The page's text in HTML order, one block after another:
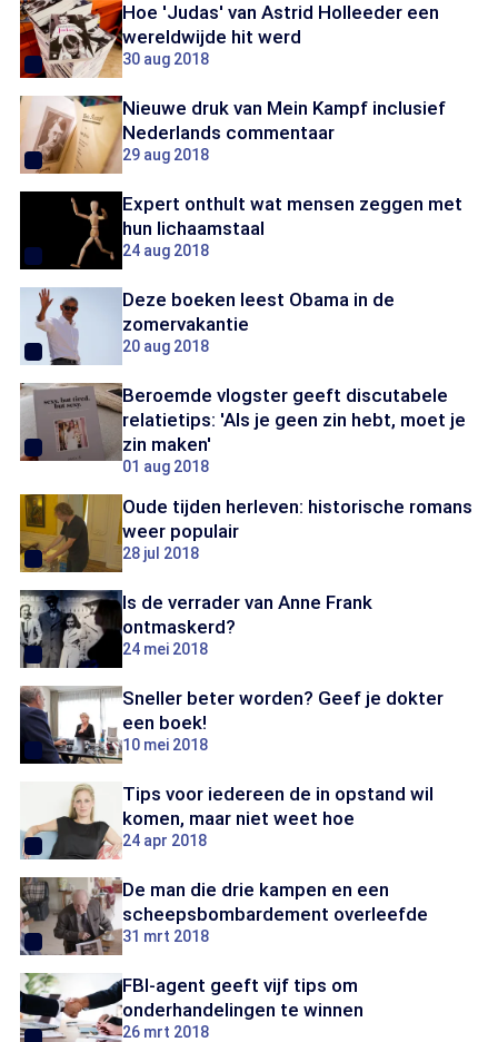
Hoe 'Judas' van Astrid Holleeder een
wereldwijde hit werd
30 aug 2018
Nieuwe druk van Mein Kampf inclusief
Nederlands commentaar
29 aug 2018
Expert onthult wat mensen zeggen met
hun lichaamstaal
24 aug 2018
Deze boeken leest Obama in de
zomervakantie
20 aug 2018
Beroemde vlogster geeft discutabele
relatietips: 'Als je geen zin hebt, moet je
zin maken'
01 aug 2018
Oude tijden herleven: historische romans
weer populair
28 jul 2018
Is de verrader van Anne Frank
ontmaskerd?
24 mei 2018
Sneller beter worden? Geef je dokter
een boek!
10 mei 2018
Tips voor iedereen de in opstand wil
komen, maar niet weet hoe
24 apr 2018
De man die drie kampen en een
scheepsbombardement overleefde
31 mrt 2018
FBI-agent geeft vijf tips om
onderhandelingen te winnen
26 mrt 2018